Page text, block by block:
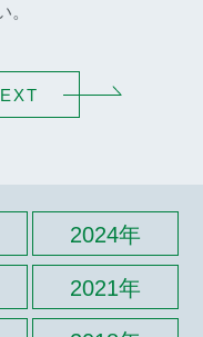
。
2024年
2021年